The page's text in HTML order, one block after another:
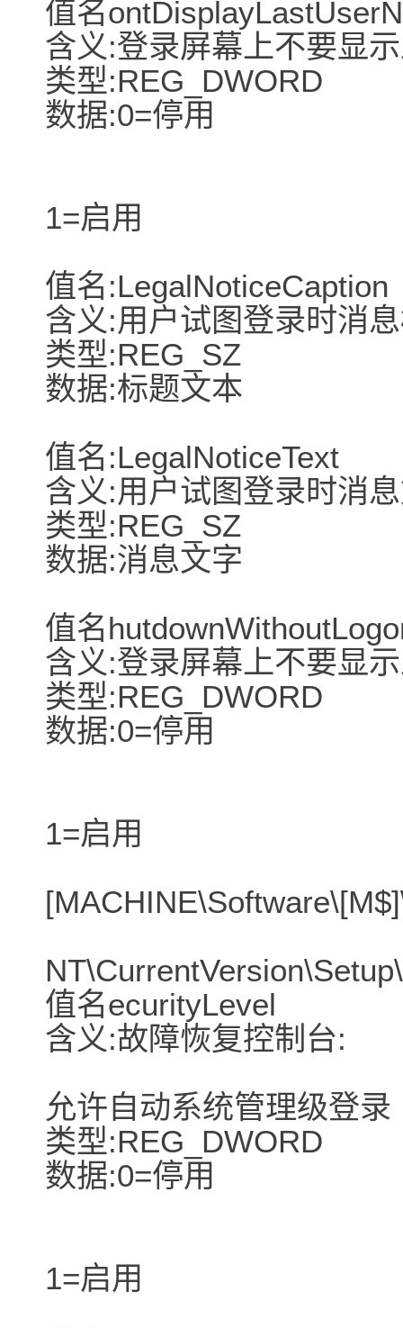
值名
含义:登录屏幕上不要显
类型:REG_DWORD
数据:0=停用
1=启用
值名:LegalNoticeCaption
含义:用户试图登录时消
类型:REG_SZ
数据:标题文本
值名:LegalNoticeText
含义:用户试图登录时消
类型:REG_SZ
数据:消息文字
值名
含义:登录屏幕上不要显
类型:REG_DWORD
数据:0=停用
1=启用
值名ecurityLevel
含义:故障恢复控制台:
允许自动系统管理级登录
类型:REG_DWORD
数据:0=停用
1=启用